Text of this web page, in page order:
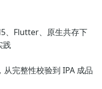
、Flutter、原生共存下
践
完整性校验到 IPA 成品